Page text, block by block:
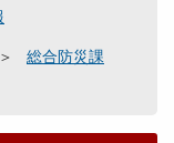
総合防災課